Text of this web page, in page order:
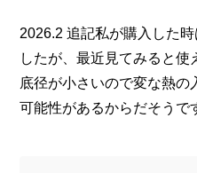
2026.2 追記私が購入した
したが、最近見てみると使
底径が小さいので変な熱の
可能性があるからだそうで